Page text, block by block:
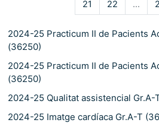
21 Pàgina 21
22Pàgina 22
…
2024-25 Practicum II de Pacients
(36250)
2024-25 Practicum II de Pacients
(36250)
2024-25 Qualitat assistencial Gr.A-
2024-25 Imatge cardíaca Gr.A-T